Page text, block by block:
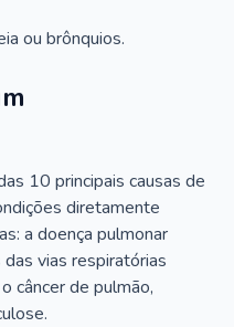
ou brônquios.
10 principais causas de
diretamente
a doença pulmonar
vias respiratórias
câncer de pulmão,